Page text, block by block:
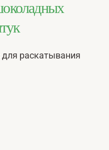
для раскатывания